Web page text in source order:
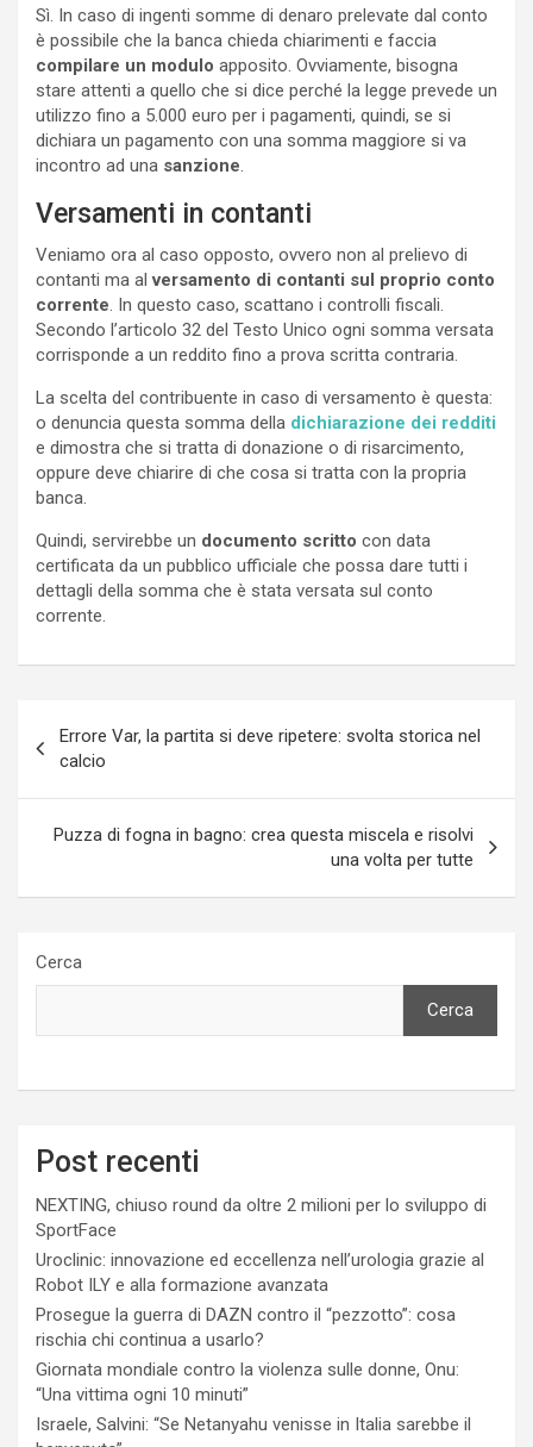
Sì. In caso di ingenti somme di denaro prelevate dal conto
è possibile che la banca chieda chiarimenti e faccia
compilare un modulo apposito. Ovviamente, bisogna
stare attenti a quello che si dice perché la legge prevede un
utilizzo fino a 5.000 euro per i pagamenti, quindi, se si
dichiara un pagamento con una somma maggiore si va
incontro ad una sanzione.
Versamenti in contanti
Veniamo ora al caso opposto, ovvero non al prelievo di
contanti ma al versamento di contanti sul proprio conto
corrente. In questo caso, scattano i controlli fiscali.
Secondo l’articolo 32 del Testo Unico ogni somma versata
corrisponde a un reddito fino a prova scritta contraria.
La scelta del contribuente in caso di versamento è questa:
o denuncia questa somma della dichiarazione dei redditi
e dimostra che si tratta di donazione o di risarcimento,
oppure deve chiarire di che cosa si tratta con la propria
banca.
Quindi, servirebbe un documento scritto con data
certificata da un pubblico ufficiale che possa dare tutti i
dettagli della somma che è stata versata sul conto
corrente.
articoli
Errore Var, la partita si deve ripetere: svolta storica nel
calcio
Puzza di fogna in bagno: crea questa miscela e risolvi
una volta per tutte
Cerca
Cerca
Post recenti
NEXTING, chiuso round da oltre 2 milioni per lo sviluppo di
SportFace
Uroclinic: innovazione ed eccellenza nell’urologia grazie al
Robot ILY e alla formazione avanzata
Prosegue la guerra di DAZN contro il “pezzotto”: cosa
rischia chi continua a usarlo?
Giornata mondiale contro la violenza sulle donne, Onu:
“Una vittima ogni 10 minuti”
Israele, Salvini: “Se Netanyahu venisse in Italia sarebbe il